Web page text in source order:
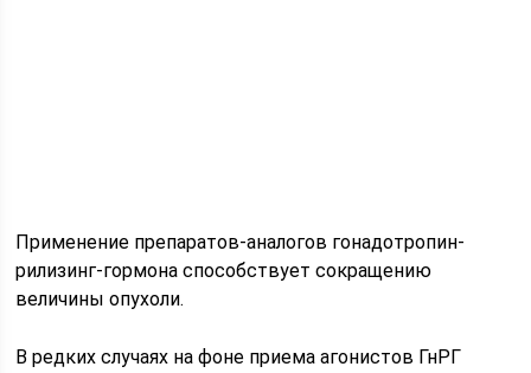
Применение препаратов-аналогов гонадотропин-
рилизинг-гормона способствует сокращению
величины опухоли.
В редких случаях на фоне приема агонистов ГнРГ